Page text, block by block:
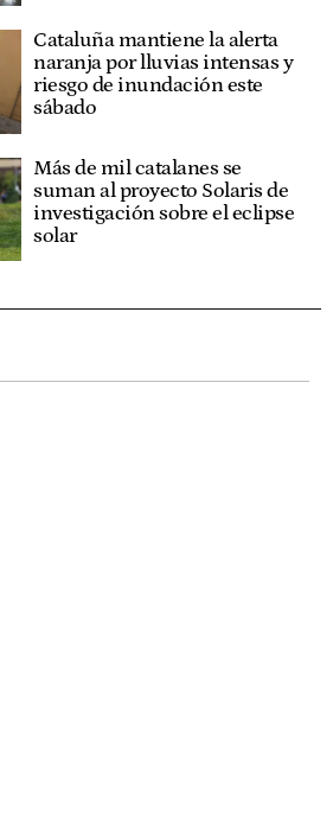
Cataluña mantiene la alerta
naranja por lluvias intensas y
riesgo de inundación este
sábado
Más de mil catalanes se
suman al proyecto Solaris de
investigación sobre el eclipse
solar